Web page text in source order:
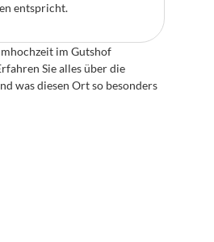
entspricht.
im Gutshof
Sie alles über die
was diesen Ort so besonders